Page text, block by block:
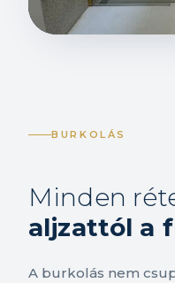
BURKOLÁS
Minden
aljzattól a
A burkolás nem